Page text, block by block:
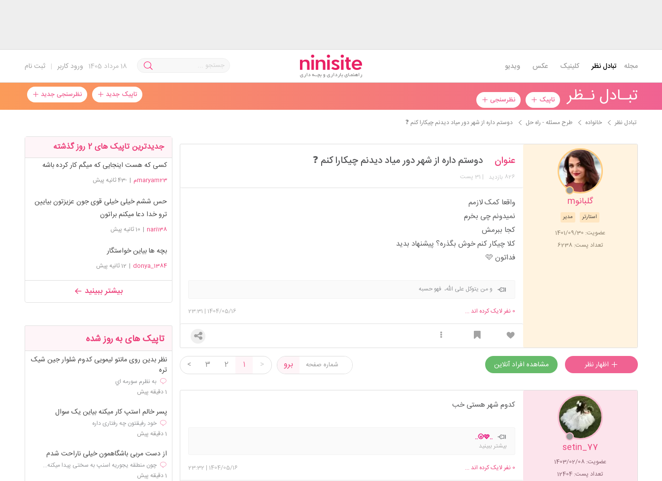
ثبت نام | ورود کاربر 18مرداد 1405 مجله تبادل نظر کلینیک عکس ویدیو
تبـادل نـظر تاپیک نظرسنجی تاپیک جدید نظرسنجی جدید
تبادل نظر خانواده طرح مسئله - راه حل دوستم داره از شهر دور میاد دیدنم چیکارا کنم ❓️
گلبانوm
مدیر استارتر
عضویت: 1401/09/30
تعداد پست: 6238
عنوان دوستم داره از شهر دور میاد دیدنم چیکارا کنم ❓️
826 بازدید | 31 پست
واقعا کمک لازمم
نمیدونم چی بخرم
کجا ببرمش
کلا چیکار کنم خوش بگذره؟ پیشنهاد بدید
فداتون 🩷
و من یتوکل علی الله، فهو حسبه
1404/05/16
|
23:31 0 نفر لایک کرده اند ...
>
1
2
3
< برو مشاهده افراد آنلاین
setin_77
عضویت: 1403/02/08
تعداد پست: 12404
کدوم شهر هستی خب
.️.🩷🌝..
بیشتر ببینید
1404/05/16
|
23:32 0 نفر لایک کرده اند ...
جدیدترین تاپیک های 2 روز گذشته
کسی که هست اینجایی که میگم کار کرده باشه
maryam23م | -43 ثانیه پیش
حس ششم خیلی خیلی قوی جون عزیزتون بیایین
ترو خدا دعا میکنم براتون
nari138
| 10 ثانیه پیش
بچه ها بیاین خواستگار
donya_1384
| 12 ثانیه پیش
بیشتر ببینید
تاپیک های به روز شده
نظر بدین روی مانتو لیمویی کدوم شلوار جین شیک
تره
به نظرم سورمه اي
1 دقیقه پیش
پسر خالم استپ کار میکنه بیاین یک سوال
خود رفیقتون چه رفتاری داره
1 دقیقه پیش
از دست مربی باشگاهمون خیلی ناراحت شدم
چون منطقه یجوریه اسنپ به سختی پیدا میکنه...
1 دقیقه پیش